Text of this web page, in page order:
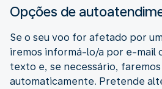
Opções de
Se o seu voo for afetado por
iremos informá-lo/a por e-mail
texto e, se necessário,
automaticamente. Pretende